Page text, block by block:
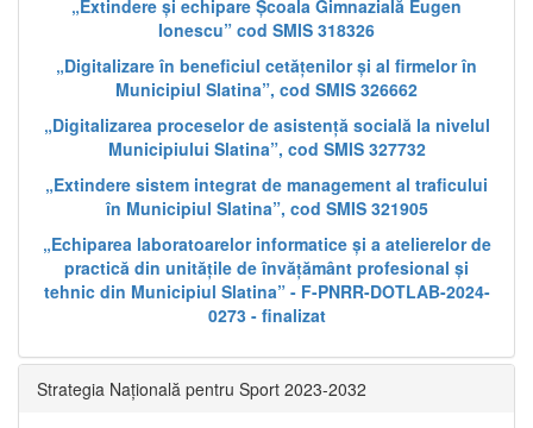
„Extindere și echipare Școala Gimnazială Eugen
Ionescu” cod SMIS 318326
„Digitalizare în beneficiul cetățenilor și al firmelor în
Municipiul Slatina”, cod SMIS 326662
„Digitalizarea proceselor de asistență socială la nivelul
Municipiului Slatina”, cod SMIS 327732
„Extindere sistem integrat de management al traficului
în Municipiul Slatina”, cod SMIS 321905
„Echiparea laboratoarelor informatice și a atelierelor de
practică din unitățile de învățământ profesional și
tehnic din Municipiul Slatina” - F-PNRR-DOTLAB-2024-
0273 - finalizat
Strategia Națională pentru Sport 2023-2032